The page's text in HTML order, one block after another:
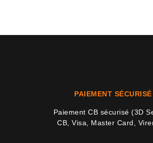
PAIEMENT SÉCURISÉ
Paiement CB sécurisé (3D
CB, Visa, Master Card,